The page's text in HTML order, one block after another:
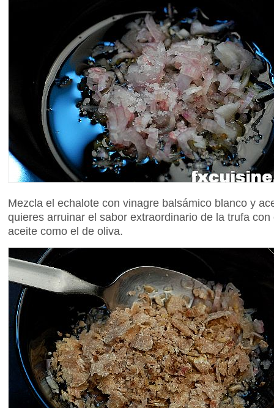
Mezcla el echalote con vinagre balsámico blanco y
quieres arruinar el sabor extraordinario de la trufa
aceite como el de oliva.